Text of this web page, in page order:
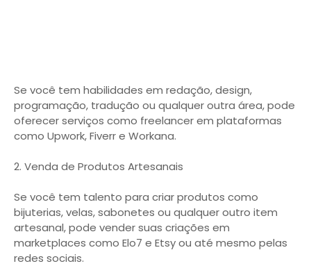
Se você tem habilidades em redação, design,
programação, tradução ou qualquer outra área, pode
oferecer serviços como freelancer em plataformas
como Upwork, Fiverr e Workana.
2. Venda de Produtos Artesanais
Se você tem talento para criar produtos como
bijuterias, velas, sabonetes ou qualquer outro item
artesanal, pode vender suas criações em
marketplaces como Elo7 e Etsy ou até mesmo pelas
redes sociais.